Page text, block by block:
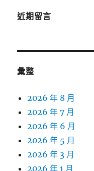
近期留言
彙整
2026 年 8 月
2026 年 7 月
2026 年 6 月
2026 年 5 月
2026 年 3 月
2026 年 1 月